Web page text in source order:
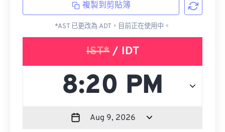
複製到剪貼簿
*AST 已更改為 ADT，目前正在使用中。
IST*/ IDT